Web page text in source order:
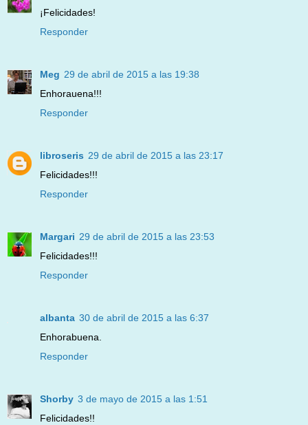
¡Felicidades!
Responder
Meg 29 de abril de 2015 a las 19:38
Enhorauena!!!
Responder
libroseris 29 de abril de 2015 a las 23:17
Felicidades!!!
Responder
Margari 29 de abril de 2015 a las 23:53
Felicidades!!!
Responder
albanta 30 de abril de 2015 a las 6:37
Enhorabuena.
Responder
Shorby 3 de mayo de 2015 a las 1:51
Felicidades!!